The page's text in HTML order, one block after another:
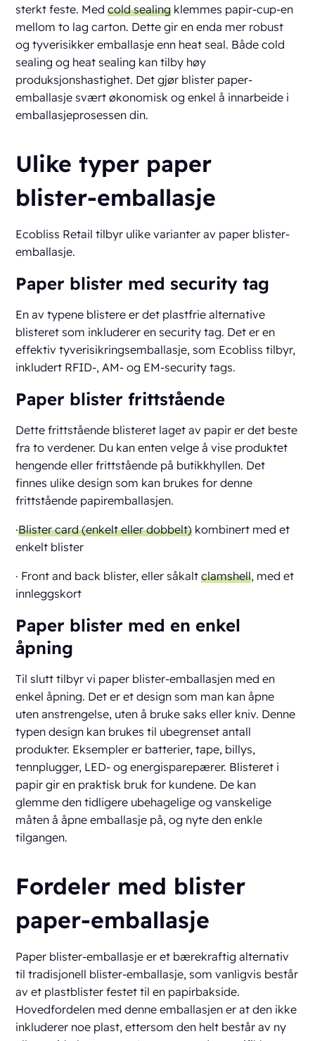
sterkt feste. Medcold sealing klemmes papir-cup-en
mellom to lag carton. Dette gir en enda mer robust
og tyverisikker emballasje enn heat seal. Både cold
sealing og heat sealing kan tilby høy
produksjonshastighet. Det gjør blister paper-
emballasje svært økonomisk og enkel å innarbeide i
emballasjeprosessen din.
Ulike typer paper
blister-emballasje
Ecobliss Retail tilbyr ulike varianter av paper blister-
emballasje.
Paper blister med security tag
En av typene blistere er det plastfrie alternative
blisteret som inkluderer en security tag. Det er en
effektiv tyverisikringsemballasje, som Ecobliss tilbyr,
inkludert RFID-, AM- og EM-security tags.
Paper blister frittstående
Dette frittstående blisteret laget av papir er det beste
fra to verdener. Du kan enten velge å vise produktet
hengende eller frittstående på butikkhyllen. Det
finnes ulike design som kan brukes for denne
frittstående papiremballasjen.
·Blister card (enkelt eller dobbelt) kombinert med et
enkelt blister
· Front and back blister, eller såkaltclamshell, med et
innleggskort
Paper blister med en enkel
åpning
Til slutt tilbyr vi paper blister-emballasjen med en
enkel åpning. Det er et design som man kan åpne
uten anstrengelse, uten å bruke saks eller kniv. Denne
typen design kan brukes til ubegrenset antall
produkter. Eksempler er batterier, tape, billys,
tennplugger, LED- og energisparepærer. Blisteret i
papir gir en praktisk bruk for kundene. De kan
glemme den tidligere ubehagelige og vanskelige
måten å åpne emballasje på, og nyte den enkle
tilgangen.
Fordeler med blister
paper-emballasje
Paper blister-emballasje er et bærekraftig alternativ
til tradisjonell blister-emballasje, som vanligvis består
av et plastblister festet til en papirbakside.
Hovedfordelen med denne emballasjen er at den ikke
inkluderer noe plast, ettersom den helt består av ny